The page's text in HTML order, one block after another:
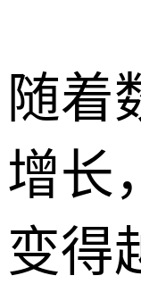
随着
增长
变得